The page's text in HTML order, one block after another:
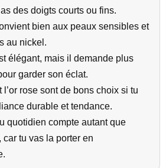
des doigts courts ou fins.
bien aux peaux sensibles et
au nickel.
élégant, mais il demande plus
garder son éclat.
l’or rose sont de bons choix si tu
durable et tendance.
quotidien compte autant que
car tu vas la porter en